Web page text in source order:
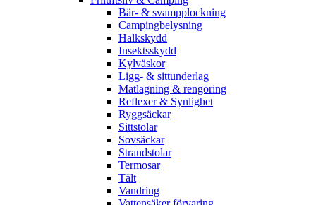
Bär- & svampplockning
Campingbelysning
Halkskydd
Insektsskydd
Kylväskor
Ligg- & sittunderlag
Matlagning & rengöring
Reflexer & Synlighet
Ryggsäckar
Sittstolar
Sovsäckar
Strandstolar
Termosar
Tält
Vandring